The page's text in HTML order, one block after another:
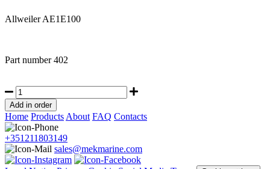
Allweiler AE1E100
Part number402
Home ProductsAbout FAQ Contacts
+351211803149
sales@mekmarine.com